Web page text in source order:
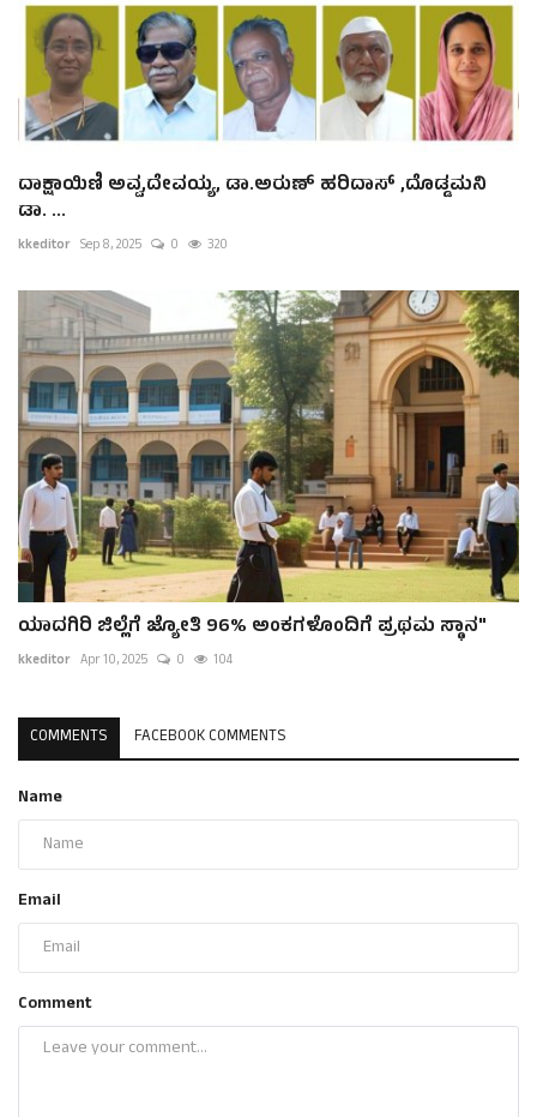
ದಾಕ್ಷಾಯಿಣಿ ಅವ್ವ,ದೇವಯ್ಯ, ಡಾ.ಅರುಣ್ ಹರಿದಾಸ್ ,ದೊಡ್ಡಮನಿ
ಡಾ. ...
kkeditor Sep 8, 2025 0 320
ಯಾದಗಿರಿ ಜಿಲ್ಲೆಗೆ ಜ್ಯೋತಿ 96% ಅಂಕಗಳೊಂದಿಗೆ ಪ್ರಥಮ ಸ್ಥಾನ"
kkeditor Apr 10, 2025 0 104
COMMENTS FACEBOOK COMMENTS
Name
Email
Comment